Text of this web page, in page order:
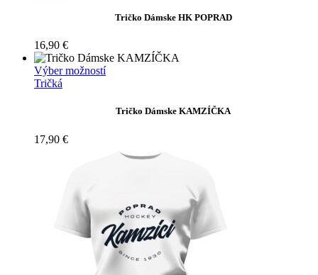
viacero
si
môžete
vybrať
produktu.
Tričko Dámske HK POPRAD
16,90 €
Výber možnostíTento
viacero
môžete
produktu.
Tričká
Tričko Dámske KAMZÍČKA
17,90 €